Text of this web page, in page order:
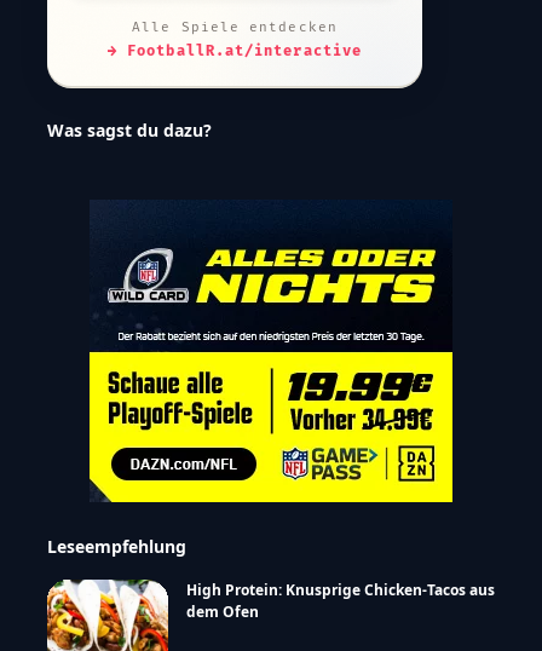
Alle Spiele entdecken
→ FootballR.at/interactive
Was sagst du dazu?
Leseempfehlung
High Protein: Knusprige Chicken-Tacos aus
dem Ofen